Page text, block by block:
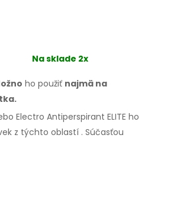
Na sklade 2x
ho použiť najmä na
Electro Antiperspirant ELITE ho
z týchto oblastí . Súčasťou